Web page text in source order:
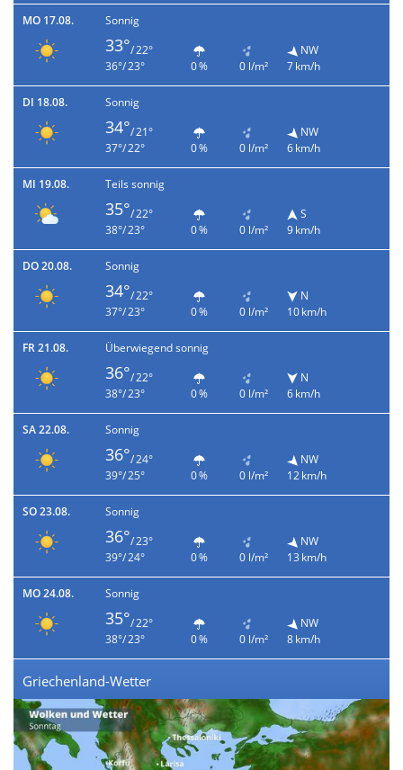
MO 17.08. Sonnig
33°/ 22°
36°/ 23°
0 % 0 l/m²
NW
7 km/h
DI 18.08. Sonnig
34°/ 21°
37°/ 22°
0 % 0 l/m²
NW
6 km/h
MI 19.08. Teils sonnig
35°/ 22°
38°/ 23°
0 % 0 l/m²
S
9 km/h
DO 20.08. Sonnig
34°/ 22°
37°/ 23°
0 % 0 l/m²
N
10 km/h
FR 21.08. Überwiegend sonnig
36°/ 22°
38°/ 23°
0 % 0 l/m²
N
6 km/h
SA 22.08. Sonnig
36°/ 24°
39°/ 25°
0 % 0 l/m²
NW
12 km/h
SO 23.08. Sonnig
36°/ 23°
39°/ 24°
0 % 0 l/m²
NW
13 km/h
MO 24.08. Sonnig
35°/ 22°
38°/ 23°
0 % 0 l/m²
NW
8 km/h
Griechenland-Wetter